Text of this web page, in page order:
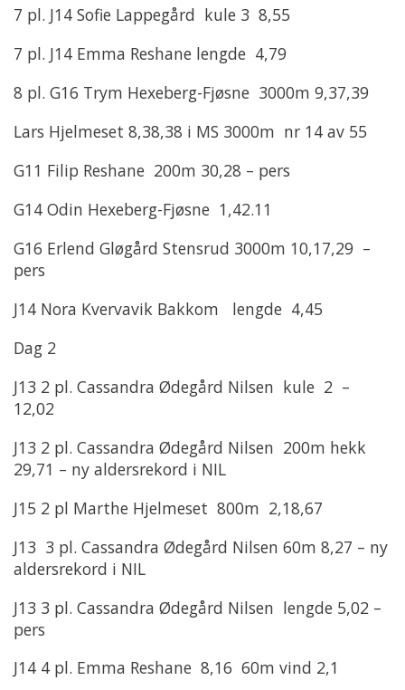
7 pl. J14 Sofie Lappegård kule 3 8,55
7 pl. J14 Emma Reshane lengde 4,79
8 pl. G16 Trym Hexeberg-Fjøsne 3000m 9,37,39
Lars Hjelmeset 8,38,38 i MS 3000m nr 14 av 55
G11 Filip Reshane 200m 30,28 – pers
G14 Odin Hexeberg-Fjøsne 1,42.11
G16 Erlend Gløgård Stensrud 3000m 10,17,29 –
pers
J14 Nora Kvervavik Bakkom lengde 4,45
Dag 2
J13 2 pl. Cassandra Ødegård Nilsen kule 2 –
12,02
J13 2 pl. Cassandra Ødegård Nilsen 200m hekk
29,71 – ny aldersrekord i NIL
J15 2 pl Marthe Hjelmeset 800m 2,18,67
J13 3 pl. Cassandra Ødegård Nilsen 60m 8,27 – ny
aldersrekord i NIL
J13 3 pl. Cassandra Ødegård Nilsen lengde 5,02 –
pers
J14 4 pl. Emma Reshane 8,16 60m vind 2,1